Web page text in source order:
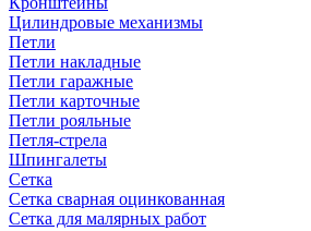
Цилиндровые механизмы
Петли
Петли накладные
Петли гаражные
Петли карточные
Петли рояльные
Петля-стрела
Шпингалеты
Сетка
Сетка сварная оцинкованная
Сетка для малярных работ